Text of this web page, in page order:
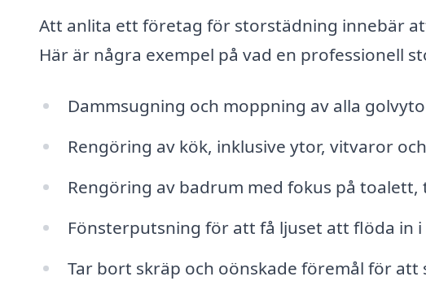
Att anlita ett företag för storstädning innebär
Här är några exempel på vad en professionell
Dammsugning och moppning av alla
Rengöring av kök, inklusive ytor, vitvaror
Rengöring av badrum med fokus på
Fönsterputsning för att få ljuset att flöda in
Tar bort skräp och oönskade föremål för att